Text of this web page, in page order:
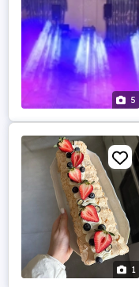
5
1